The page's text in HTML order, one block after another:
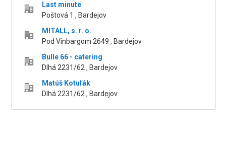
Last minute
Poštová 1 , Bardejov
MITALL, s. r. o.
Pod Vinbargom 2649 , Bardejov
Bulle 66 - catering
Dlhá 2231/62 , Bardejov
Matúš Kotuľák
Dlhá 2231/62 , Bardejov